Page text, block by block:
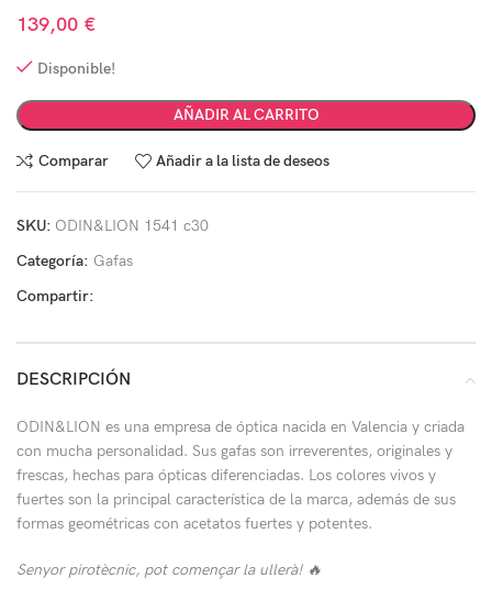
139,00 €
Disponible!
AÑADIR AL CARRITO
Comparar Añadir a la lista de deseos
SKU: ODIN&LION 1541 c30
Categoría: Gafas
Compartir:
DESCRIPCIÓN
ODIN&LION es una empresa de óptica nacida en Valencia y criada
con mucha personalidad. Sus gafas son irreverentes, originales y
frescas, hechas para ópticas diferenciadas. Los colores vivos y
fuertes son la principal característica de la marca, además de sus
formas geométricas con acetatos fuertes y potentes.
Senyor pirotècnic, pot començar la ullerà! 🔥